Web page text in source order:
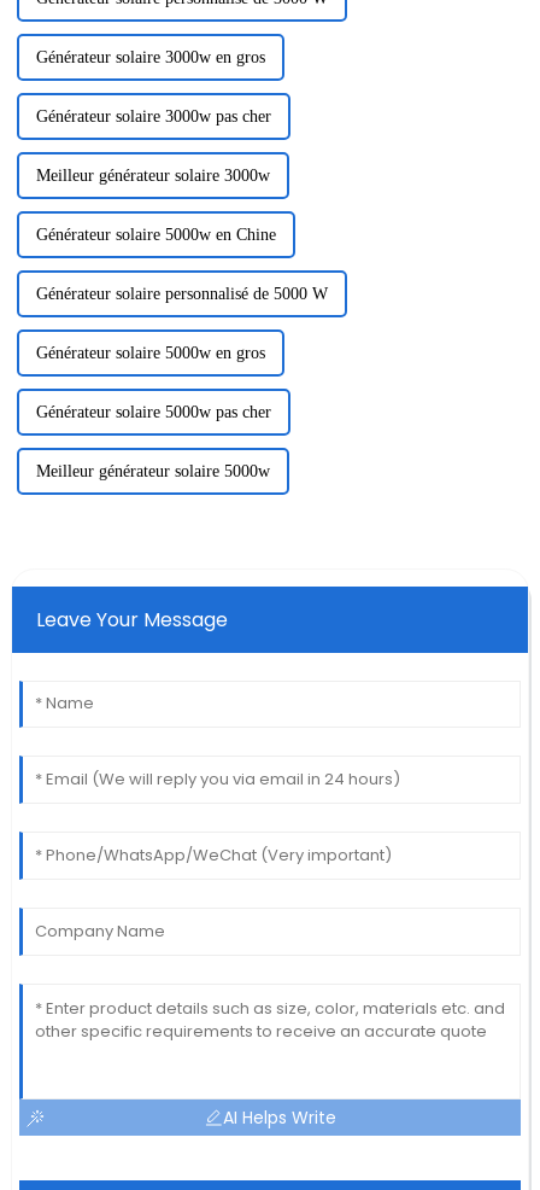
Générateur solaire 3000w en gros
Générateur solaire 3000w pas cher
Meilleur générateur solaire 3000w
Générateur solaire 5000w en Chine
Générateur solaire personnalisé de 5000 W
Générateur solaire 5000w en gros
Générateur solaire 5000w pas cher
Meilleur générateur solaire 5000w
Leave Your Message
AI Helps Write